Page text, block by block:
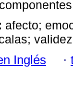
afecto;
Inglés ·